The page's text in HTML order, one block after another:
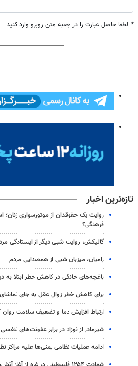
* لطفا حاصل عبارت را در جعبه متن روبرو وارد کنید
تازه‌ترین اخبار
روایت یک حقوقدان از موتورسواری زنان؛
فرهنگی؟
گالیکش، روایت شبی دیگر از ایستادگی
رامیان، میزبان شبی از همصدایی مردم
باغچه‌های خانگی در کاهش خطر ابتلا به
برای کاهش خطر زوال عقل به جای تماشای
ارتباط افزایش دما و تضعیف سلامت روان
شیرمادر از نوزاد در برابر عفونت‌های
ادامه عملیات نظامی یمنی‌ها علیه مراکز